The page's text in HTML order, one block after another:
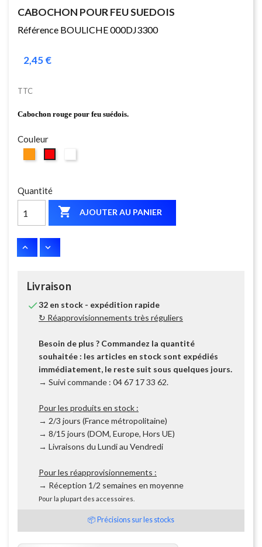
CABOCHON POUR FEU SUEDOIS
Référence BOULICHE 000DJ3300
2,45 €
TTC
Cabochon rouge pour feu suédois.
Couleur
Quantité
 AJOUTER AU PANIER
Livraison
32 en stock - expédition rapide
↻ Réapprovisionnements très réguliers
Besoin de plus ? Commandez la quantité
souhaitée : les articles en stock sont expédiés
immédiatement, le reste suit sous quelques jours.
→ Suivi commande : 04 67 17 33 62.
Pour les produits en stock :
→ 2/3 jours (France métropolitaine)
→ 8/15 jours (DOM, Europe, Hors UE)
→ Livraisons du Lundi au Vendredi
Pour les réapprovisionnements :
→ Réception 1/2 semaines en moyenne
Pour la plupart des accessoires.
📦 Précisions sur les stocks